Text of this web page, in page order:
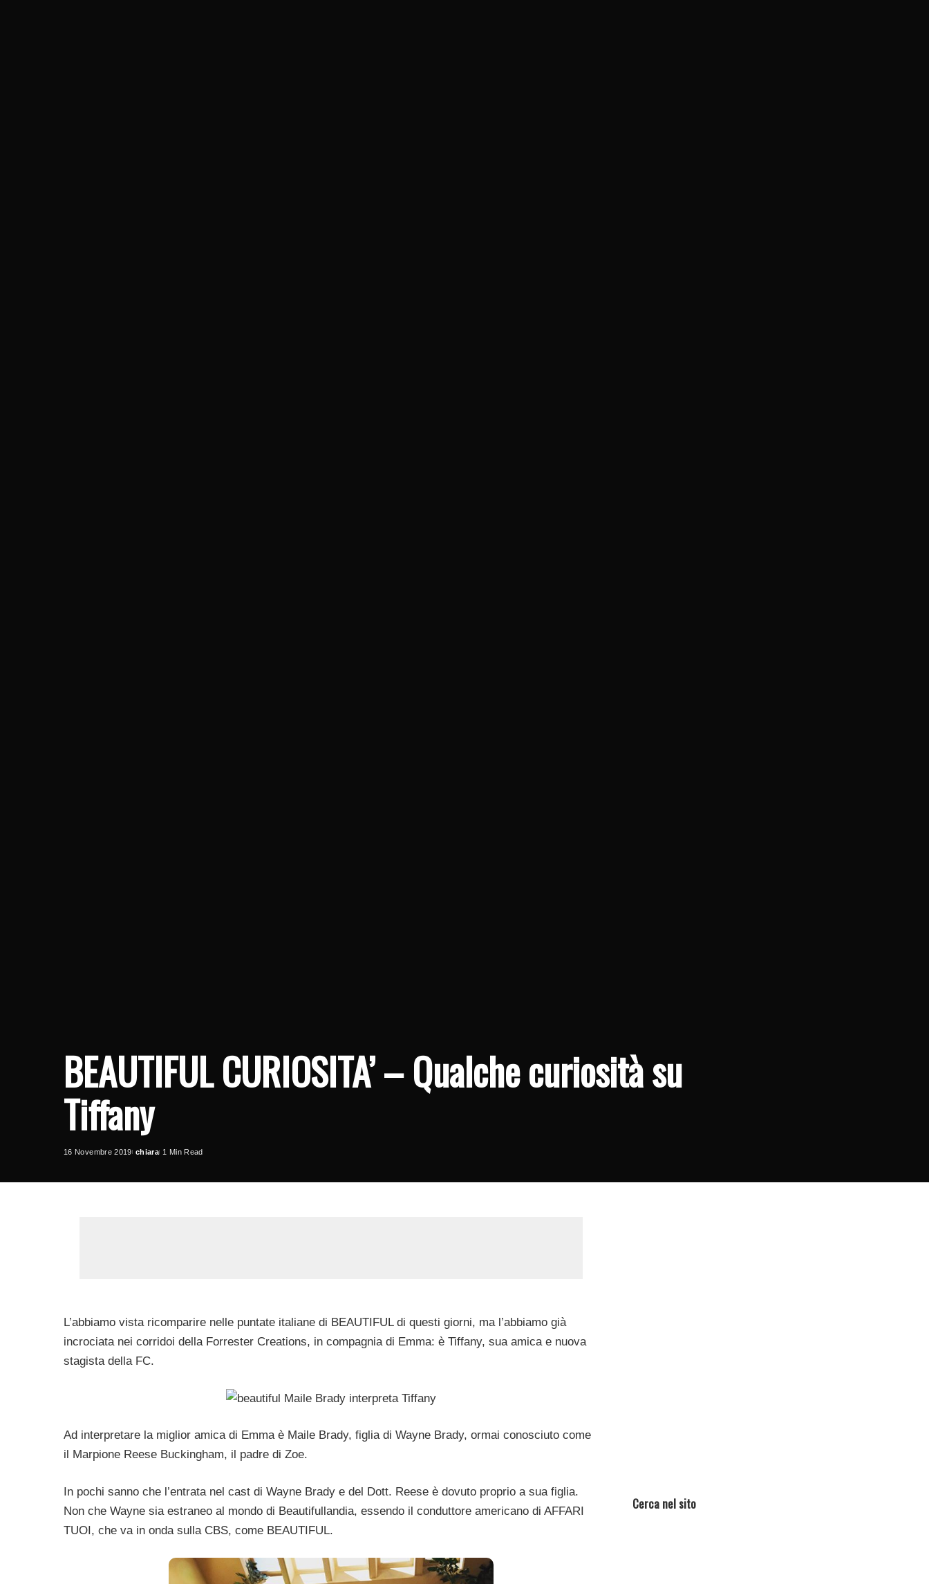
BEAUTIFUL CURIOSITA’ – Qualche curiosità su
Tiffany
16 Novembre 2019
Posted
chiara 1 Min Read
L’abbiamo vista ricomparire nelle puntate italiane di BEAUTIFUL di questi giorni, ma l’abbiamo già
incrociata nei corridoi della Forrester Creations, in compagnia di Emma: è Tiffany, sua amica e nuova
stagista della FC.
Ad interpretare la miglior amica di Emma è Maile Brady, figlia di Wayne Brady, ormai conosciuto come
il Marpione Reese Buckingham, il padre di Zoe.
In pochi sanno che l’entrata nel cast di Wayne Brady e del Dott. Reese è dovuto proprio a sua figlia.
Non che Wayne sia estraneo al mondo di Beautifullandia, essendo il conduttore americano di AFFARI
TUOI, che va in onda sulla CBS, come BEAUTIFUL.
Cerca nel sito